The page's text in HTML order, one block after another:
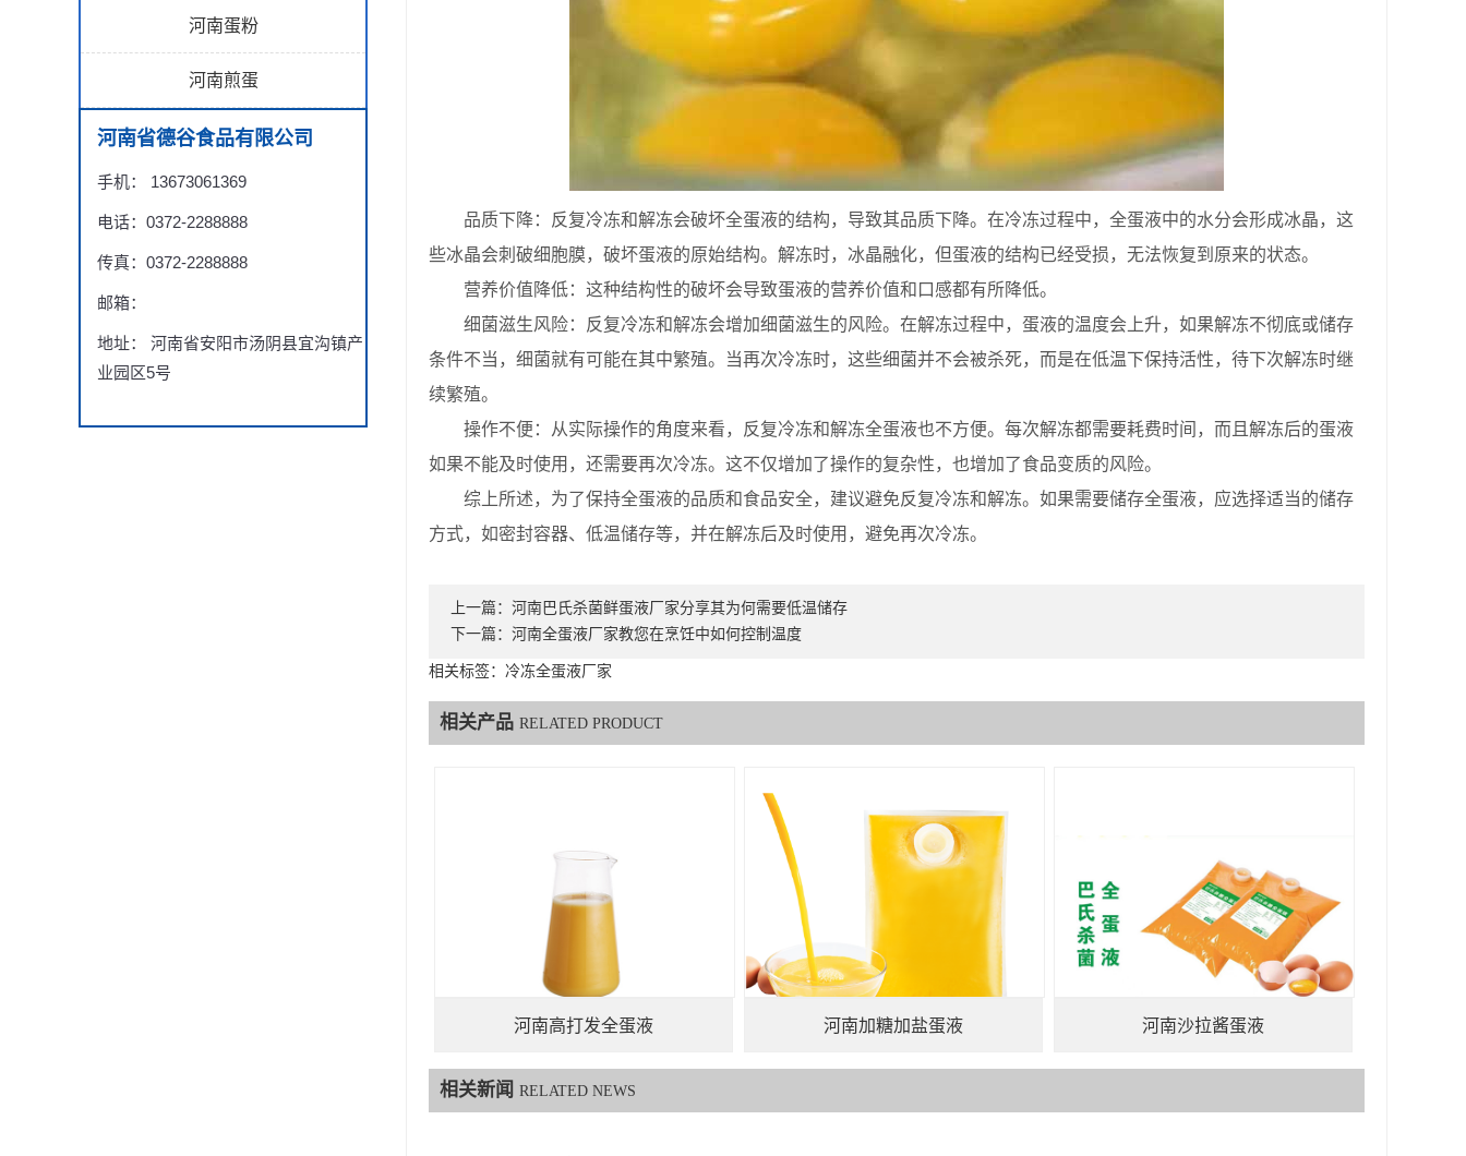
河南蛋粉
河南煎蛋
河南省德谷食品有限公司
手机： 13673061369
电话：0372-2288888
传真：0372-2288888
邮箱：
地址： 河南省安阳市汤阴县宜沟镇产
业园区5号
品质下降：反复冷冻和解冻会破坏全蛋液的结构，导致其品质下降。在冷冻过程中，全蛋液中的水分会形成冰晶，这
些冰晶会刺破细胞膜，破坏蛋液的原始结构。解冻时，冰晶融化，但蛋液的结构已经受损，无法恢复到原来的状态。
营养价值降低：这种结构性的破坏会导致蛋液的营养价值和口感都有所降低。
细菌滋生风险：反复冷冻和解冻会增加细菌滋生的风险。在解冻过程中，蛋液的温度会上升，如果解冻不彻底或储存
条件不当，细菌就有可能在其中繁殖。当再次冷冻时，这些细菌并不会被杀死，而是在低温下保持活性，待下次解冻时继
续繁殖。
操作不便：从实际操作的角度来看，反复冷冻和解冻全蛋液也不方便。每次解冻都需要耗费时间，而且解冻后的蛋液
如果不能及时使用，还需要再次冷冻。这不仅增加了操作的复杂性，也增加了食品变质的风险。
综上所述，为了保持全蛋液的品质和食品安全，建议避免反复冷冻和解冻。如果需要储存全蛋液，应选择适当的储存
方式，如密封容器、低温储存等，并在解冻后及时使用，避免再次冷冻。
上一篇： 河南巴氏杀菌鲜蛋液厂家分享其为何需要低温储存
下一篇： 河南全蛋液厂家教您在烹饪中如何控制温度
相关标签：冷冻全蛋液厂家
相关产品 RELATED PRODUCT
河南高打发全蛋液 河南加糖加盐蛋液 河南沙拉酱蛋液
相关新闻 RELATED NEWS